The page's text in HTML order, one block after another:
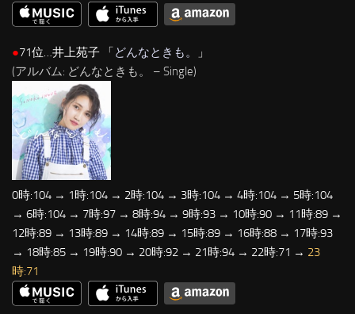
●71位…井上苑子 「どんなときも。
」
(アルバム: どんなときも。 – Single)
0時:104 → 1時:104 → 2時:104 → 3時:104 → 4時:104 → 5時:104
→ 6時:104 → 7時:97 → 8時:94 → 9時:93 → 10時:90 → 11時:89 →
12時:89 → 13時:89 → 14時:89 → 15時:89 → 16時:88 → 17時:93
→ 18時:85 → 19時:90 → 20時:92 → 21時:94 → 22時:71 → 23
時:71